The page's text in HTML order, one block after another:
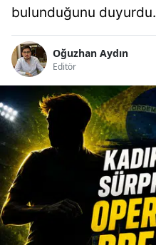
bulunduğunu duyurdu.
Oğuzhan Aydın
Editör